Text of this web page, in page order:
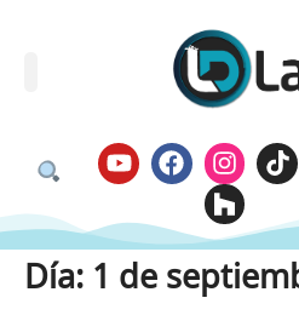
Día: 1 de